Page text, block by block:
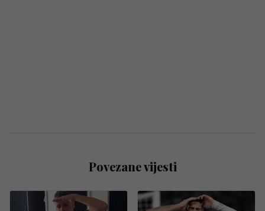
Povezane vijesti